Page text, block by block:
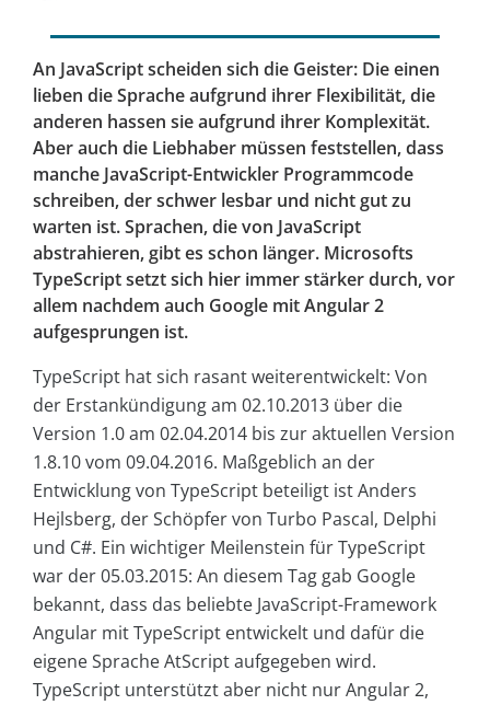
An JavaScript scheiden sich die Geister: Die einen
lieben die Sprache aufgrund ihrer Flexibilität, die
anderen hassen sie aufgrund ihrer Komplexität.
Aber auch die Liebhaber müssen feststellen, dass
manche JavaScript-Entwickler Programmcode
schreiben, der schwer lesbar und nicht gut zu
warten ist. Sprachen, die von JavaScript
abstrahieren, gibt es schon länger. Microsofts
TypeScript setzt sich hier immer stärker durch, vor
allem nachdem auch Google mit Angular 2
aufgesprungen ist.
TypeScript hat sich rasant weiterentwickelt: Von
der Erstankündigung am 02.10.2013 über die
Version 1.0 am 02.04.2014 bis zur aktuellen Version
1.8.10 vom 09.04.2016. Maßgeblich an der
Entwicklung von Type­Script beteiligt ist Anders
Hejlsberg, der Schöpfer von Turbo Pascal, Delphi
und C#. Ein wichtiger Meilenstein für TypeScript
war der 05.03.2015: An diesem Tag gab Google
bekannt, dass das beliebte JavaScript-Framework
Angular mit TypeScript entwickelt und dafür die
eigene Sprache AtScript aufgegeben wird.
TypeScript unterstützt aber nicht nur Angular 2,